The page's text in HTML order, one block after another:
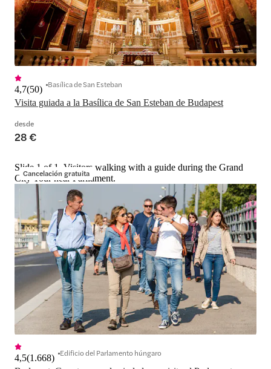
Visita guiada a la Basílica de San Esteban de Budapest
4,7(50) Basílica de San Esteban
desde
28 €
Cancelación gratuita
Slide 1 of 1, Visitors walking with a guide during the Grand
City Tour near Parliament.
4,5(1.668) Edificio del Parlamento húngaro